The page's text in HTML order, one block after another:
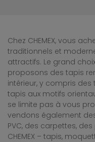
Chez CHEMEX, vous
traditionnels et
attractifs. Le grand
proposons des tapis
intérieur, y compris
tapis aux motifs
se limite pas à vous
vendons également
PVC, des carpettes,
CHEMEX – tapis,